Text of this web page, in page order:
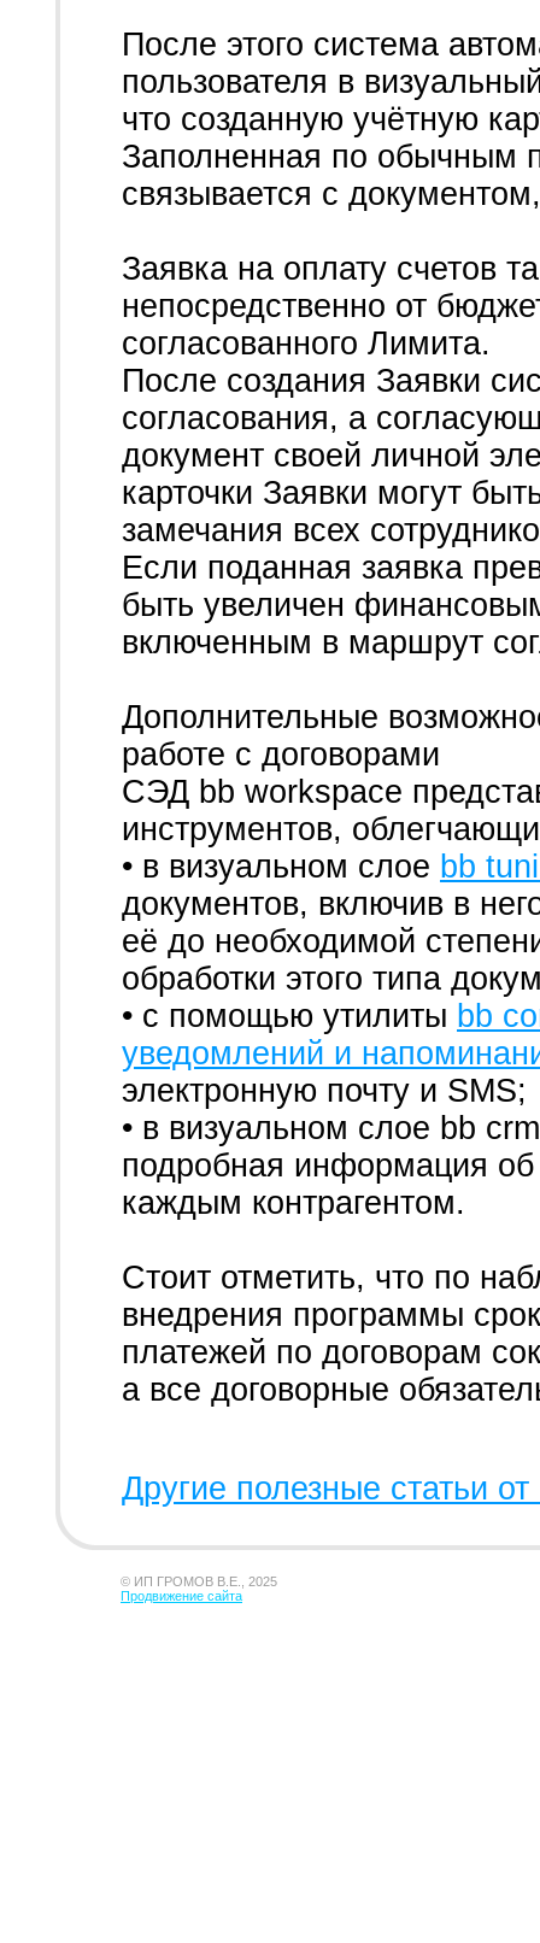
После этого система
пользователя в
что созданную учётную
Заполненная по обычным
связывается с
Заявка на оплату счетов
непосредственно от
согласованного Лимита.
После создания Заявки
согласования, а
документ своей личной
карточки Заявки могут
замечания всех
Если поданная заявка
быть увеличен
включенным в маршрут
Дополнительные
работе с договорами
СЭД bb workspace
инструментов,
• в визуальном слое bb
документов, включив в
её до необходимой
обработки этого типа
• с помощью утилиты bb
уведомлений и
электронную почту и SMS;
• в визуальном слое bb
подробная информация
каждым контрагентом.
Стоит отметить, что по
внедрения программы
платежей по договорам
а все договорные
Другие полезные статьи
© ИП ГРОМОВ В.Е., 2025
Продвижение сайта